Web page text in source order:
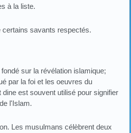
à la liste.
certains savants respectés.
sur la révélation islamique;
par la foi et les oeuvres du
est souvent utilisé pour signifier
l'Islam.
Les musulmans célèbrent deux